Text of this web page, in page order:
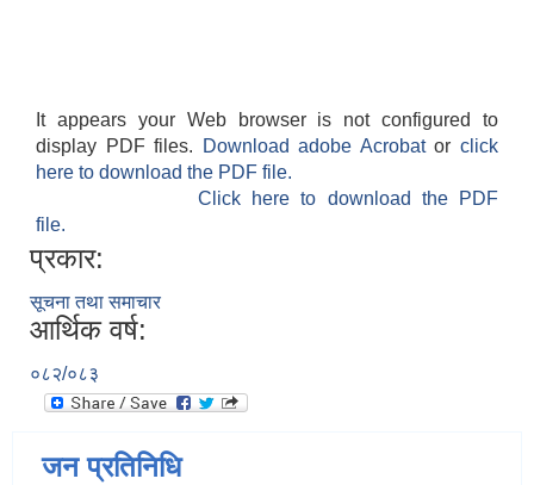
It appears your Web browser is not configured to
display PDF files.
Download adobe Acrobatorclick
here to download the PDF file.
Click here to download the PDF
file.
प्रकार:
सूचना तथा समाचार
आर्थिक वर्ष:
०८२/०८३
जन प्रतिनिधि